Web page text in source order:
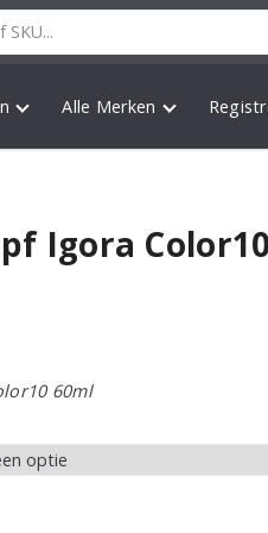
Alle Merken
Igora
60ml